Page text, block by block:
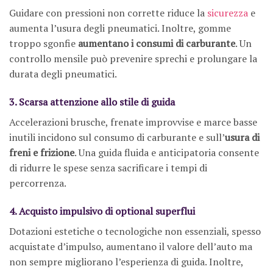
Guidare con pressioni non corrette riduce la sicurezza e
aumenta l’usura degli pneumatici. Inoltre, gomme
troppo sgonfie aumentano i consumi di carburante. Un
controllo mensile può prevenire sprechi e prolungare la
durata degli pneumatici.
3. Scarsa attenzione allo stile di guida
Accelerazioni brusche, frenate improvvise e marce basse
inutili incidono sul consumo di carburante e sull’usura di
freni e frizione. Una guida fluida e anticipatoria consente
di ridurre le spese senza sacrificare i tempi di
percorrenza.
4. Acquisto impulsivo di optional superflui
Dotazioni estetiche o tecnologiche non essenziali, spesso
acquistate d’impulso, aumentano il valore dell’auto ma
non sempre migliorano l’esperienza di guida. Inoltre,